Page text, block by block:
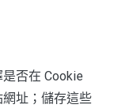
否在 Cookie
址；儲存這些